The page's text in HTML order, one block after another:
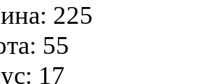
225
55
17